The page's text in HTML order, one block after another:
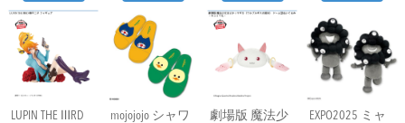
LUPIN THE ⅢRD
mojojojo シャワ
劇場版 魔法少
EXPO2025 ミャ